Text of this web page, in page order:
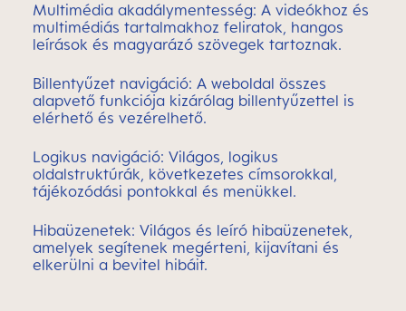
Multimédia akadálymentesség: A videókhoz és
multimédiás tartalmakhoz feliratok, hangos
leírások és magyarázó szövegek tartoznak.
Billentyűzet navigáció: A weboldal összes
alapvető funkciója kizárólag billentyűzettel is
elérhető és vezérelhető.
Logikus navigáció: Világos, logikus
oldalstruktúrák, következetes címsorokkal,
tájékozódási pontokkal és menükkel.
Hibaüzenetek: Világos és leíró hibaüzenetek,
amelyek segítenek megérteni, kijavítani és
elkerülni a bevitel hibáit.